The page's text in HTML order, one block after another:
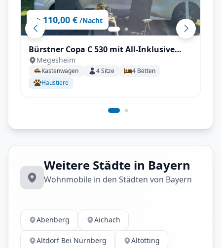
ab 110,00 € /Nacht
Bürstner Copa C 530 mit All-Inklusive
Paket, Automatikgetriebe, Aufstelldach
uvm.
Megesheim
Kastenwagen 4Sitze 4 Betten
Haustiere
Weitere Städte in Bayern
Wohnmobile in den Städten von Bayern
Abenberg Aichach
Altdorf Bei Nürnberg Altötting